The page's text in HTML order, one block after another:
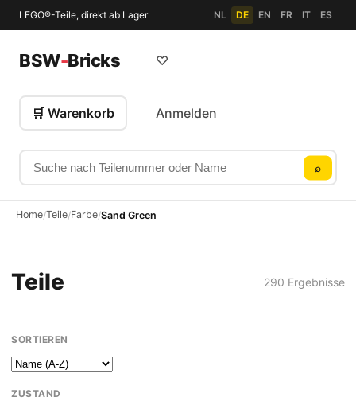
LEGO®-Teile, direkt ab Lager NL DE EN FR IT ES
BSW-Bricks
Suche nach Teilenummer oder Name
⌕
♡
🛒 Warenkorb Anmelden
Home/Teile/Farbe/Sand Green
Teile 290 Ergebnisse
SORTIEREN
ZUSTAND